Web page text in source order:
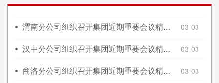
渭南分公司组织召开集团近期重要会议精神专题学习会 03-03
汉中分公司组织召开集团近期重要会议精神专题学习会 03-03
商洛分公司组织召开集团近期重要会议精神专题学习会 03-03